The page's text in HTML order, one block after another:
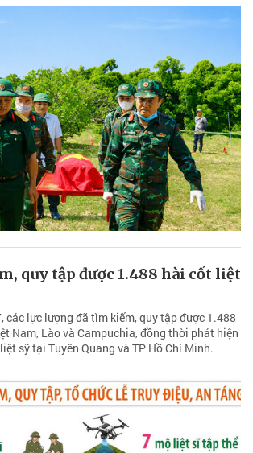
quy tập được 1.488 hài cốt liệt
các lực lượng đã tìm kiếm, quy tập được 1.488
Nam, Lào và Campuchia, đồng thời phát hiện
sỹ tại Tuyên Quang và TP Hồ Chí Minh.